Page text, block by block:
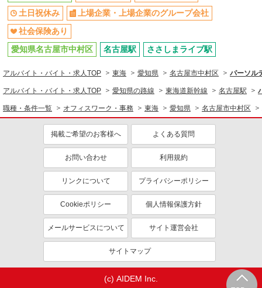
土日祝休み
上場企業・上場企業のグループ会社
社会保険あり
愛知県名古屋市中村区
名古屋駅 ささしまライブ駅
アルバイト・バイト・求人TOP 東海 愛知県 名古屋市中村区 パーソル
アルバイト・バイト・求人TOP 愛知県の路線 東海道新幹線 名古屋駅
職種・条件一覧 オフィスワーク・事務 東海 愛知県 名古屋市中村区
掲載ご希望のお客様へ よくある質問
お問い合わせ 利用規約
リンクについて プライバシーポリシー
Cookieポリシー 個人情報保護方針
メールサービスについて サイト運営会社
サイトマップ
(c) AIDEM Inc.